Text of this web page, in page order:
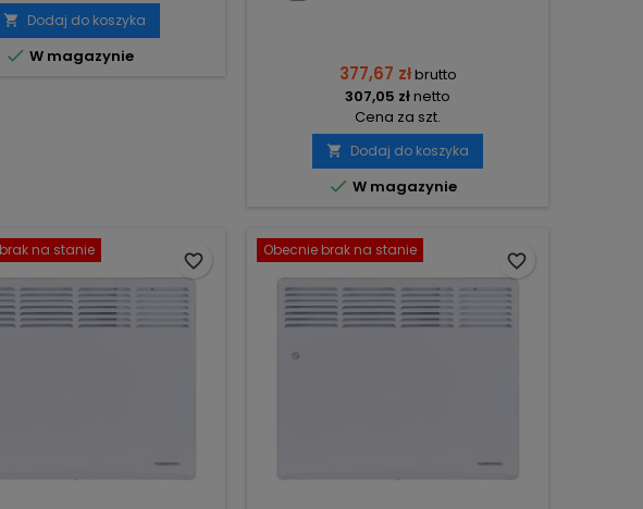
 Dodaj do koszyka
 W magazynie
377,67 złbrutto
307,05 złnetto
Cena za szt.
 Dodaj do koszyka
 W magazynie
na stanie
favorite_border
Obecnie brak na stanie
favorite_border